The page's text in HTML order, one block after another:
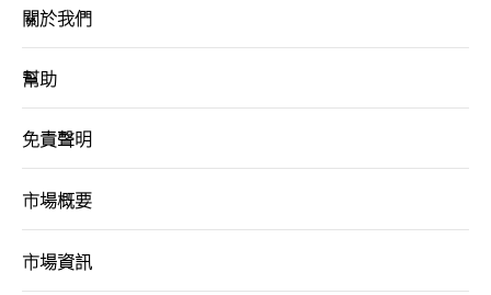
關於我們
幫助
免責聲明
市場概要
市場資訊